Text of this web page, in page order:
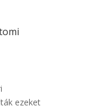
ezeket